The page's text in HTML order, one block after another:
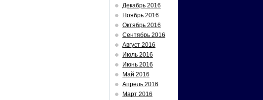
Декабрь 2016
Ноябрь 2016
Октябрь 2016
Сентябрь 2016
Август 2016
Июль 2016
Июнь 2016
Май 2016
Апрель 2016
Март 2016